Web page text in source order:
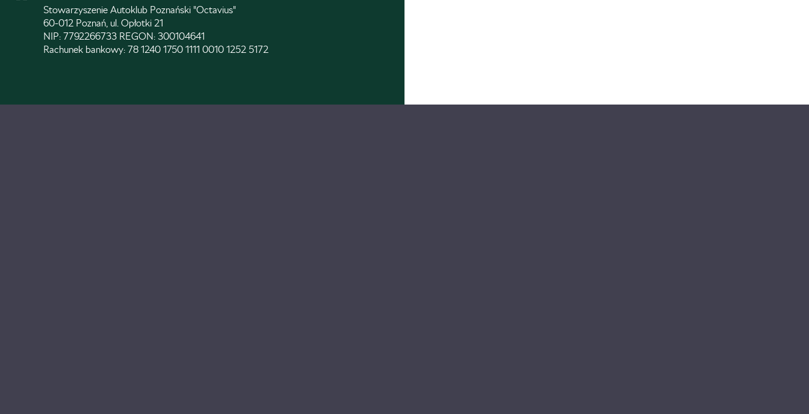
Stowarzyszenie Autoklub Poznański "Octavius"
60-012 Poznań, ul. Opłotki 21
NIP: 7792266733 REGON: 300104641
Rachunek bankowy: 78 1240 1750 1111 0010 1252 5172